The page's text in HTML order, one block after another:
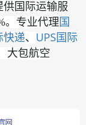
供国际运输服
。专业代理国
快递、 UPS国际
大包航空